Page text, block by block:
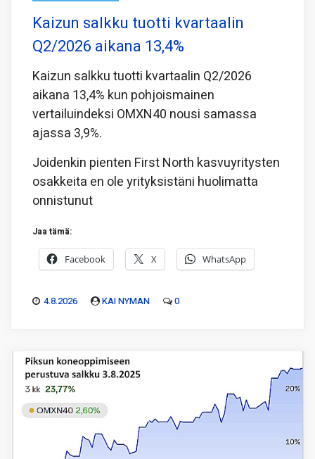
Kaizun salkku tuotti kvartaalin
Q2/2026 aikana 13,4%
Kaizun salkku tuotti kvartaalin Q2/2026
aikana 13,4% kun pohjoismainen
vertailuindeksi OMXN40 nousi samassa
ajassa 3,9%.
Joidenkin pienten First North kasvuyritysten
osakkeita en ole yrityksistäni huolimatta
onnistunut
Jaa tämä:
Facebook X WhatsApp
4.8.2026 KAI NYMAN 0